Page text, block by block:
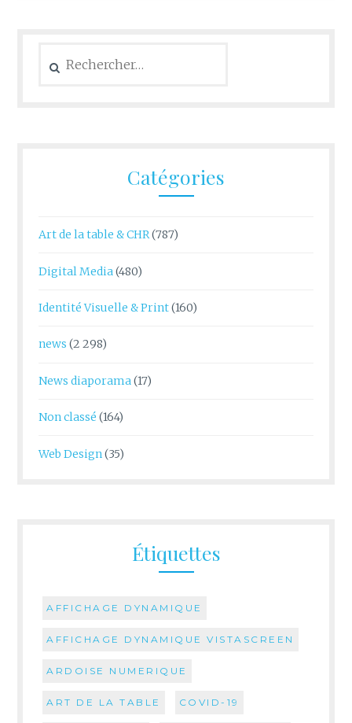
Catégories
Art de la table & CHR(787)
Digital Media(480)
Identité Visuelle & Print(160)
news (2 298)
News diaporama(17)
Non classé (164)
Web Design (35)
Étiquettes
AFFICHAGE DYNAMIQUE
AFFICHAGE DYNAMIQUE VISTASCREEN
ARDOISE NUMERIQUE
ART DE LA TABLE COVID-19